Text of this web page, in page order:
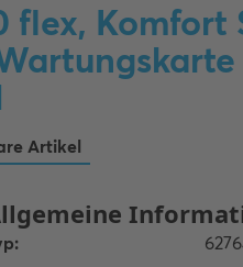
flex, Komfort
Artikel